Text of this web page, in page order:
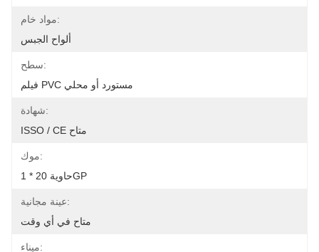
مواد خام:
ألواح الجبس
سطح:
فيلم PVC مستورد أو محلي
شهادة:
ISSO / CE متاح
موك:
1 * حاوية 20GP
عينة مجانية:
متاح في أي وقت
ميناء: